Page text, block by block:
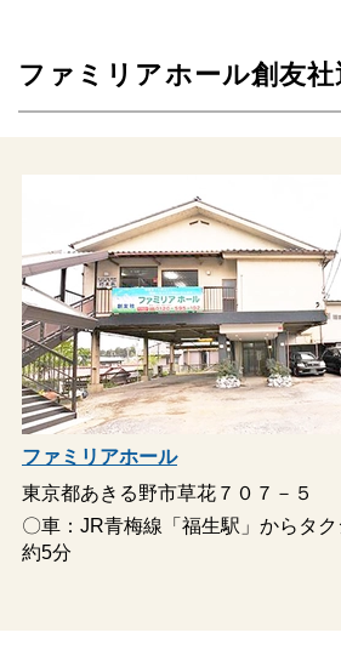
ファミリアホール創友
ファミリアホール
東京都あきる野市草花７０７－５
〇車：JR青梅線「福生駅」からタク
約5分